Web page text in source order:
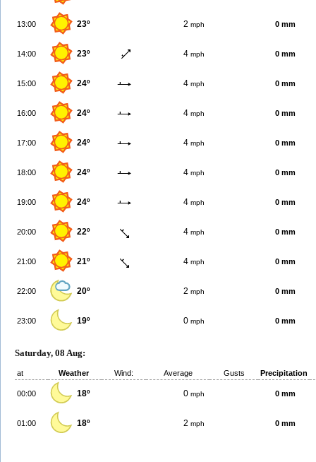
13:00 23º 2 mph 0 mm
14:00 23º 4 mph 0 mm
15:00 24º 4 mph 0 mm
16:00 24º 4 mph 0 mm
17:00 24º 4 mph 0 mm
18:00 24º 4 mph 0 mm
19:00 24º 4 mph 0 mm
20:00 22º 4 mph 0 mm
21:00 21º 4 mph 0 mm
22:00 20º 2 mph 0 mm
23:00 19º 0 mph 0 mm
Saturday, 08 Aug:
at Weather Wind: Average Gusts Precipitation
00:00 18º 0 mph 0 mm
01:00 18º 2 mph 0 mm